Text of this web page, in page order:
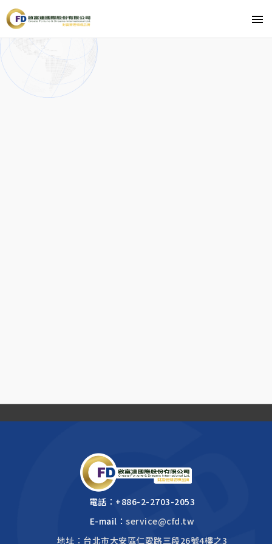
電話： +886-2-2703-2053
E-mail：service@cfd.tw
地址：台北市大安區仁愛路三段26號4樓之3